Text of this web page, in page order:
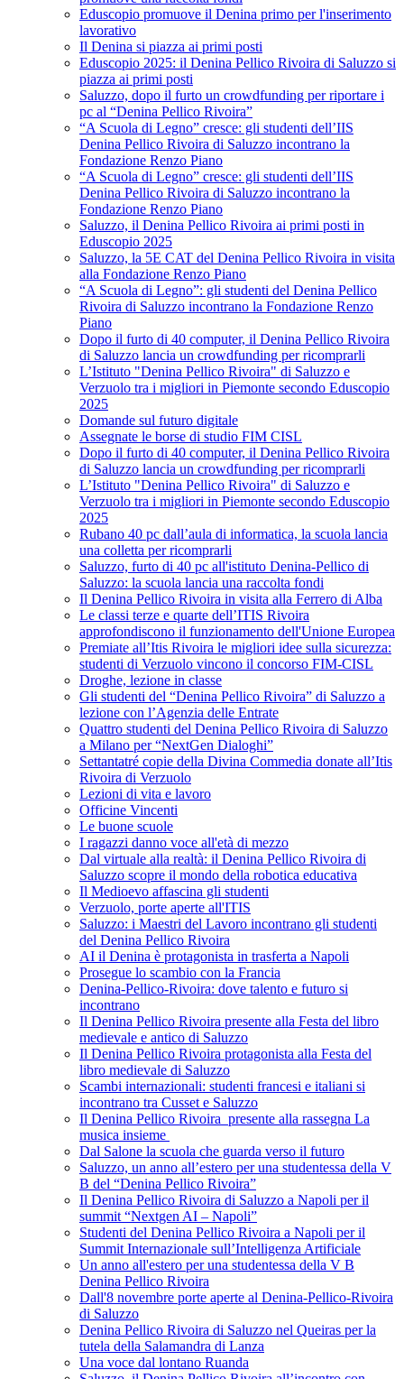
Eduscopio promuove il Denina primo per l'inserimento
lavorativo
Il Denina si piazza ai primi posti
Eduscopio 2025: il Denina Pellico Rivoira di Saluzzo si
piazza ai primi posti
Saluzzo, dopo il furto un crowdfunding per riportare i
pc al “Denina Pellico Rivoira”
“A Scuola di Legno” cresce: gli studenti dell’IIS
Denina Pellico Rivoira di Saluzzo incontrano la
Fondazione Renzo Piano
“A Scuola di Legno” cresce: gli studenti dell’IIS
Denina Pellico Rivoira di Saluzzo incontrano la
Fondazione Renzo Piano
Saluzzo, il Denina Pellico Rivoira ai primi posti in
Eduscopio 2025
Saluzzo, la 5E CAT del Denina Pellico Rivoira in visita
alla Fondazione Renzo Piano
“A Scuola di Legno”: gli studenti del Denina Pellico
Rivoira di Saluzzo incontrano la Fondazione Renzo
Piano
Dopo il furto di 40 computer, il Denina Pellico Rivoira
di Saluzzo lancia un crowdfunding per ricomprarli
L’Istituto "Denina Pellico Rivoira" di Saluzzo e
Verzuolo tra i migliori in Piemonte secondo Eduscopio
2025
Domande sul futuro digitale
Assegnate le borse di studio FIM CISL
Dopo il furto di 40 computer, il Denina Pellico Rivoira
di Saluzzo lancia un crowdfunding per ricomprarli
L’Istituto "Denina Pellico Rivoira" di Saluzzo e
Verzuolo tra i migliori in Piemonte secondo Eduscopio
2025
Rubano 40 pc dall’aula di informatica, la scuola lancia
una colletta per ricomprarli
Saluzzo, furto di 40 pc all'istituto Denina-Pellico di
Saluzzo: la scuola lancia una raccolta fondi
Il Denina Pellico Rivoira in visita alla Ferrero di Alba
Le classi terze e quarte dell’ITIS Rivoira
approfondiscono il funzionamento dell'Unione Europea
Premiate all’Itis Rivoira le migliori idee sulla sicurezza:
studenti di Verzuolo vincono il concorso FIM-CISL
Droghe, lezione in classe
Gli studenti del “Denina Pellico Rivoira” di Saluzzo a
lezione con l’Agenzia delle Entrate
Quattro studenti del Denina Pellico Rivoira di Saluzzo
a Milano per “NextGen Dialoghi”
Settantatré copie della Divina Commedia donate all’Itis
Rivoira di Verzuolo
Lezioni di vita e lavoro
Officine Vincenti
Le buone scuole
I ragazzi danno voce all'età di mezzo
Dal virtuale alla realtà: il Denina Pellico Rivoira di
Saluzzo scopre il mondo della robotica educativa
Il Medioevo affascina gli studenti
Verzuolo, porte aperte all'ITIS
Saluzzo: i Maestri del Lavoro incontrano gli studenti
del Denina Pellico Rivoira
AI il Denina è protagonista in trasferta a Napoli
Prosegue lo scambio con la Francia
Denina-Pellico-Rivoira: dove talento e futuro si
incontrano
Il Denina Pellico Rivoira presente alla Festa del libro
medievale e antico di Saluzzo
Il Denina Pellico Rivoira protagonista alla Festa del
libro medievale di Saluzzo
Scambi internazionali: studenti francesi e italiani si
incontrano tra Cusset e Saluzzo
Il Denina Pellico Rivoira presente alla rassegna La
musica insieme
Dal Salone la scuola che guarda verso il futuro
Saluzzo, un anno all’estero per una studentessa della V
B del “Denina Pellico Rivoira”
Il Denina Pellico Rivoira di Saluzzo a Napoli per il
summit “Nextgen AI – Napoli”
Studenti del Denina Pellico Rivoira a Napoli per il
Summit Internazionale sull’Intelligenza Artificiale
Un anno all'estero per una studentessa della V B
Denina Pellico Rivoira
Dall'8 novembre porte aperte al Denina-Pellico-Rivoira
di Saluzzo
Denina Pellico Rivoira di Saluzzo nel Queiras per la
tutela della Salamandra di Lanza
Una voce dal lontano Ruanda